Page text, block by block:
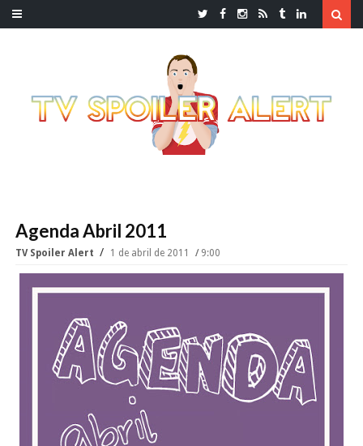
Agenda Abril 2011
TV Spoiler Alert 1 de abril de 2011 9:00